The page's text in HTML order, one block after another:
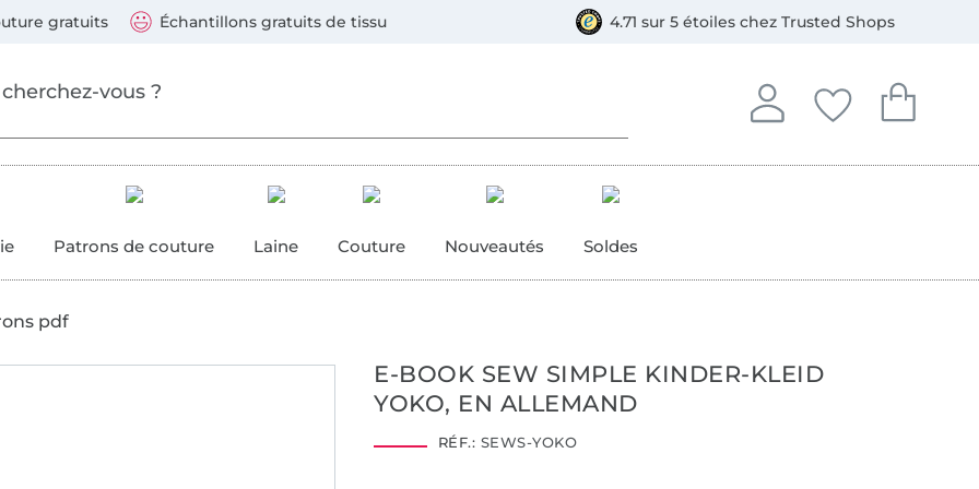
gratuits Échantillons gratuits de tissu 4.71 sur 5 étoiles chez Trusted Shops
Se connecter
Se connecter à votre
Mes favoris
Vous avez
Mon
Vous avez
Patrons de couture Laine Couture Nouveautés Soldes
pdf
E-BOOK SEW SIMPLE KINDER-KLEID
YOKO, EN ALLEMAND
RÉF.: SEWS-YOKO
suivants : Visa, Mastercard, Carte bleue, PayPal, Virement, Bancontact